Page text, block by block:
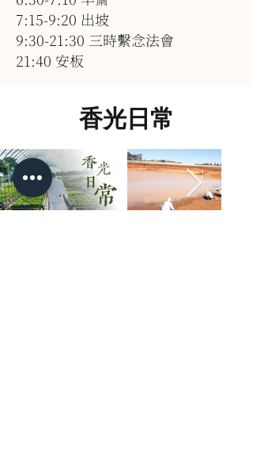
7:15-9:20 出坡
9:30-21:30 三時繫念法會
21:40 安板
香光日常